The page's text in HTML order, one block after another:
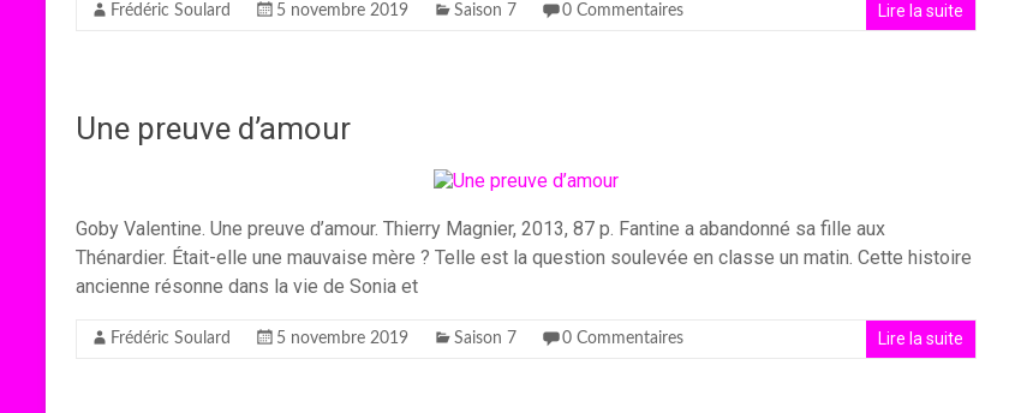
Frédéric Soulard 5 novembre 2019 Saison 7 0 Commentaires Lire la suite
Une preuve d’amour
Goby Valentine. Une preuve d’amour. Thierry Magnier, 2013, 87 p. Fantine a abandonné sa fille aux
Thénardier. Était-elle une mauvaise mère ? Telle est la question soulevée en classe un matin. Cette histoire
ancienne résonne dans la vie de Sonia et
Frédéric Soulard 5 novembre 2019 Saison 7 0 Commentaires Lire la suite